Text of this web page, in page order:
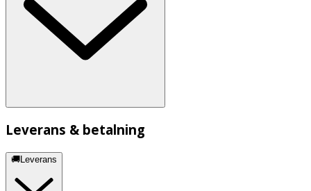
Leverans & betalning
🚚Leverans